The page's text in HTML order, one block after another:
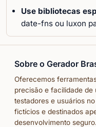
Use bibliotecas
date-fns ou luxon
Sobre o Gerador
Oferecemos
precisão e facilidade de
testadores e usuários
fictícios e destinados
desenvolvimento seguro.